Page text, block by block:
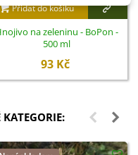
Přidat do košíku
na zeleninu - BoPon -
500 ml
93 Kč